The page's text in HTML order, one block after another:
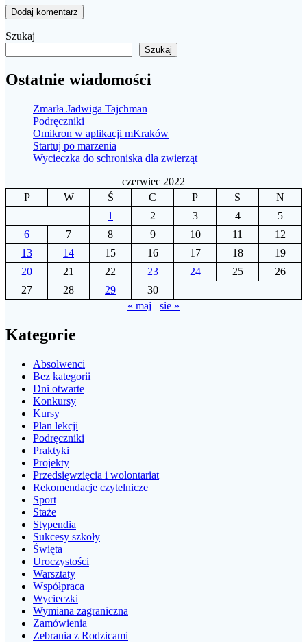
Szukaj
Szukaj
Ostatnie wiadomości
Zmarła Jadwiga Tajchman
Podręczniki
Omikron w aplikacji mKraków
Startuj po marzenia
Wycieczka do schroniska dla zwierząt
czerwiec 2022
P
W Ś C P S
N
1
2 3 4
5
6
7 8 9 10 11
12
13
14 15 16 17 18
19
20
21 22 23 24 25
26
27
28 29
30
« maj
sie »
Kategorie
Absolwenci
Bez kategorii
Dni otwarte
Konkursy
Kursy
Plan lekcji
Podręczniki
Praktyki
Projekty
Przedsięwzięcia i wolontariat
Rekomendacje czytelnicze
Sport
Staże
Stypendia
Sukcesy szkoły
Święta
Uroczystości
Warsztaty
Współpraca
Wycieczki
Wymiana zagraniczna
Zamówienia
Zebrania z Rodzicami